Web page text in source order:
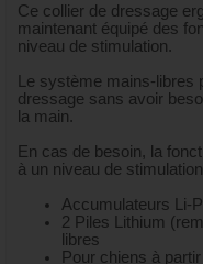
Ce collier de dressage
maintenant équipé des
niveau de stimulation.
Le système mains-libres
dressage sans avoir
la main.
En cas de besoin, la
à un niveau de
Accumulateurs Li-
2 Piles Lithium
libres
Pour chiens à